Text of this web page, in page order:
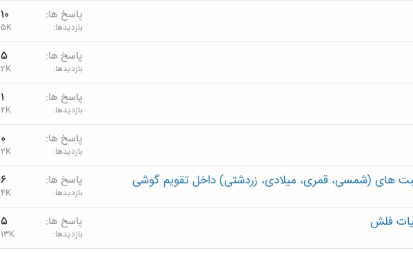
پاسخ ها 10
بازدیدها 5K
پاسخ ها 5
بازدیدها 2K
پاسخ ها 1
بازدیدها 2K
پاسخ ها 0
بازدیدها 2K
پاسخ ها 6
بازدیدها 4K
فلش پاسخ ها 5
بازدیدها 13K